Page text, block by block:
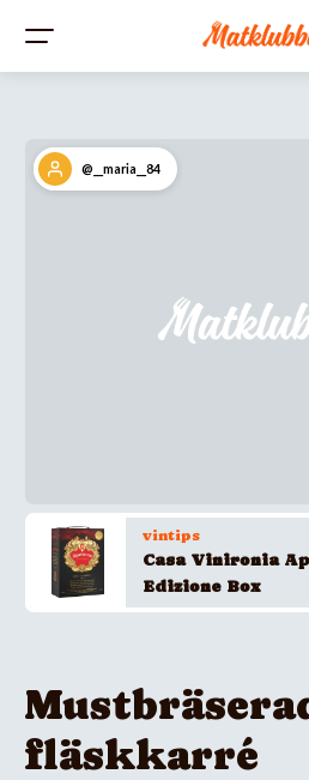
@__maria__84
vintips
Casa Vinironia
Edizione Box
fläskkarré